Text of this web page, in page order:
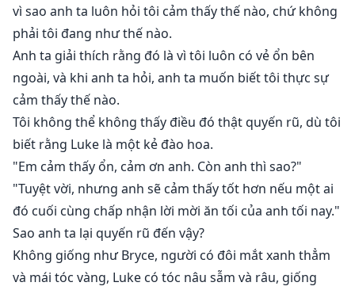
vì sao anh ta luôn hỏi tôi cảm thấy thế nào, chứ không
phải tôi đang như thế nào.
Anh ta giải thích rằng đó là vì tôi luôn có vẻ ổn bên
ngoài, và khi anh ta hỏi, anh ta muốn biết tôi thực sự
cảm thấy thế nào.
Tôi không thể không thấy điều đó thật quyến rũ, dù tôi
biết rằng Luke là một kẻ đào hoa.
"Em cảm thấy ổn, cảm ơn anh. Còn anh thì sao?"
"Tuyệt vời, nhưng anh sẽ cảm thấy tốt hơn nếu một ai
đó cuối cùng chấp nhận lời mời ăn tối của anh tối nay."
Sao anh ta lại quyến rũ đến vậy?
Không giống như Bryce, người có đôi mắt xanh thẳm
và mái tóc vàng, Luke có tóc nâu sẫm và râu, giống